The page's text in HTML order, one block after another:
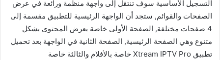
التسجيل الأساسية سوف تنتقل إلى واجهة منظمة ورائعة في عرض
الصفحات والقوائم, ستجد أن الواجهة الرئيسية للتطبيق مقسمة إلى
4 صفحات مختلفة, الصفحة الأولى خاصة بعرض المحتوى بشكل
متنوع وهي الصفحة الرئيسية, الصفحة الثانية في الواجهة بعد تحميل
تطبيق Xtream IPTV Pro خاصة بالأفلام والثالثة خاصة